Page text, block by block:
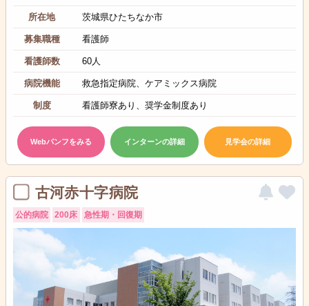
所在地 茨城県ひたちなか市
募集職種 看護師
看護師数 60人
病院機能 救急指定病院、ケアミックス病院
制度 看護師寮あり、奨学金制度あり
Webパンフをみる インターンの詳細 見学会の詳細
古河赤十字病院
公的病院 200床 急性期・回復期